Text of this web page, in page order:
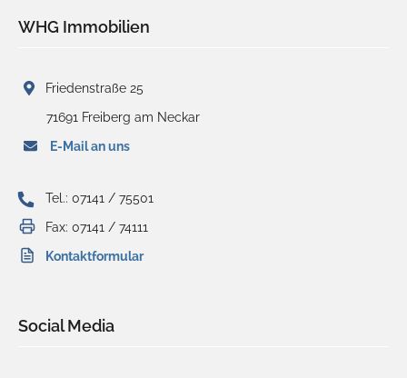
WHG Immobilien
Friedenstraße 25
71691 Freiberg am Neckar
E-Mail an uns
Tel.: 07141 / 75501
Fax: 07141 / 74111
Kontaktformular
Social Media